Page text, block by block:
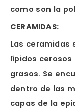
como son la
CERAMIDAS:
Las ceramidas
lípidos
grasos. Se
dentro de las
capas de la